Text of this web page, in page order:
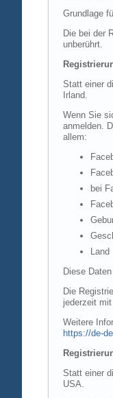
Grundlage
Die bei der
unberührt.
Statt einer
Irland.
Wenn Sie
anmelden.
allem:
bei
Land
Diese
Die
jederzeit
Weitere
https://de-
Statt einer
USA.